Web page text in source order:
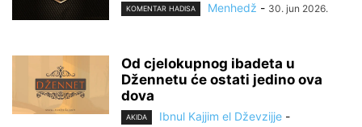
KOMENTAR HADISA Menhedž - 30. jun 2026.
Od cjelokupnog ibadeta u
Džennetu će ostati jedino ova
dova
AKIDA Ibnul Kajjim el Dževzijje -